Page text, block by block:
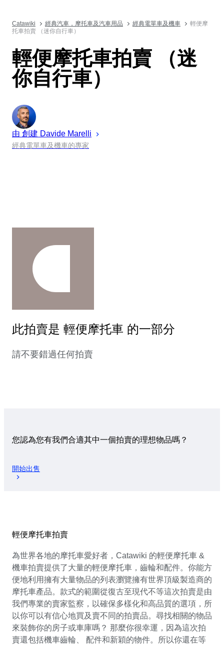
Catawiki 經典汽車，摩托車及汽車用品 經典電單車及機車
輕便摩
托車拍賣 （迷你自行車）
輕便摩托車拍賣 （迷
你自行車）
由 創建 Davide Marelli
經典電單車及機車的專家
此拍賣是 輕便摩托車 的一部分
請不要錯過任何拍賣
您認為您有我們合適其中一個拍賣的理想物品嗎？
開始出售
輕便摩托車拍賣
為世界各地的摩托車愛好者，Catawiki 的輕便摩托車 &
機車拍賣提供了大量的輕便摩托車，齒輪和配件。你能方
便地利用擁有大量物品的列表瀏覽擁有世界頂級製造商的
摩托車產品。款式的範圍從復古至現代不等這次拍賣是由
我們專業的賣家監察，以確保多樣化和高品質的選項，所
以你可以有信心地買及賣不同的拍賣品。尋找相關的物品
來裝飾你的房子或車庫嗎？ 那麼你很幸運，因為這次拍
賣還包括機車齒輪、 配件和新穎的物件。所以你還在等